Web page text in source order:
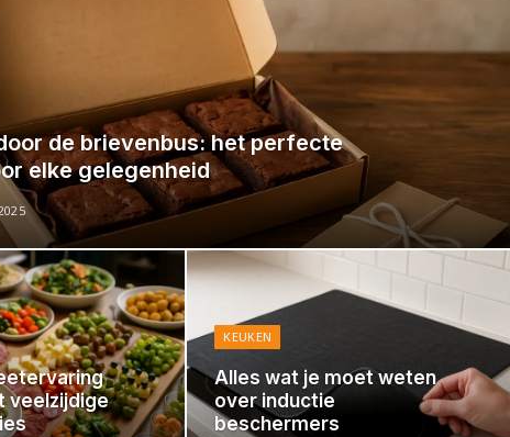
de brievenbus: het perfecte
elke gelegenheid
veelzijdige
KEUKEN
Alles wat je moet weten
over inductie
beschermers